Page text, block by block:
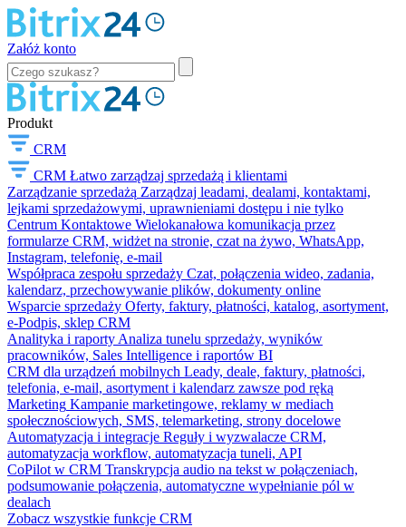
Załóż konto
Produkt
CRM
CRM Łatwo zarządzaj sprzedażą i klientami
Zarządzanie sprzedażą Zarządzaj leadami, dealami, kontaktami,
lejkami sprzedażowymi, uprawnieniami dostępu i nie tylko
Centrum Kontaktowe Wielokanałowa komunikacja przez
formularze CRM, widżet na stronie, czat na żywo, WhatsApp,
Instagram, telefonię, e-mail
Współpraca zespołu sprzedaży Czat, połączenia wideo, zadania,
kalendarz, przechowywanie plików, dokumenty online
Wsparcie sprzedaży Oferty, faktury, płatności, katalog, asortyment,
e-Podpis, sklep CRM
Analityka i raporty Analiza tunelu sprzedaży, wyników
pracowników, Sales Intelligence i raportów BI
CRM dla urządzeń mobilnych Leady, deale, faktury, płatności,
telefonia, e-mail, asortyment i kalendarz zawsze pod ręką
Marketing Kampanie marketingowe, reklamy w mediach
społecznościowych, SMS, telemarketing, strony docelowe
Automatyzacja i integracje Reguły i wyzwalacze CRM,
automatyzacja workflow, automatyzacja tuneli, API
CoPilot w CRM Transkrypcja audio na tekst w połączeniach,
podsumowanie połączenia, automatyczne wypełnianie pól w
dealach
Zobacz wszystkie funkcje CRM